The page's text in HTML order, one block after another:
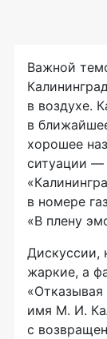
Важной
в воздухе.
в
хорошее
ситуации —
в номере
«В плену
Дискуссии,
жаркие, а
«Отказывая
имя М. И.
с